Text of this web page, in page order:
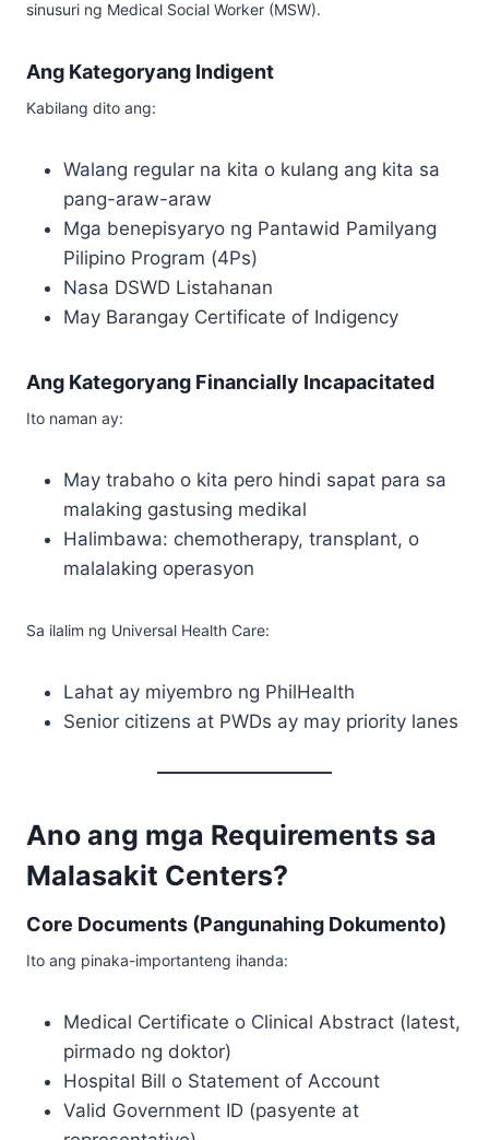
sinusuri ng Medical Social Worker (MSW).
Ang Kategoryang Indigent
Kabilang dito ang:
Walang regular na kita o kulang ang kita sa
pang-araw-araw
Mga benepisyaryo ng Pantawid Pamilyang
Pilipino Program (4Ps)
Nasa DSWD Listahanan
May Barangay Certificate of Indigency
Ang Kategoryang Financially Incapacitated
Ito naman ay:
May trabaho o kita pero hindi sapat para sa
malaking gastusing medikal
Halimbawa: chemotherapy, transplant, o
malalaking operasyon
Sa ilalim ng Universal Health Care:
Lahat ay miyembro ng PhilHealth
Senior citizens at PWDs ay may priority lanes
Ano ang mga Requirements sa
Malasakit Centers?
Core Documents (Pangunahing Dokumento)
Ito ang pinaka-importanteng ihanda:
Medical Certificate o Clinical Abstract (latest,
pirmado ng doktor)
Hospital Bill o Statement of Account
Valid Government ID (pasyente at